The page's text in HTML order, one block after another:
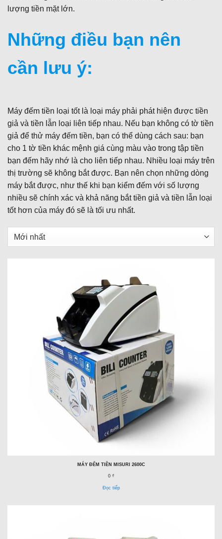
lượng tiền mặt lớn.
Những điều bạn nên
cần lưu ý:
Máy đếm tiền loại tốt là loại máy phải phát hiện được tiền
giả và tiền lẫn loại liên tiếp nhau. Nếu bạn không có tờ tiền
giả để thử máy đếm tiền, bạn có thể dùng cách sau: bạn
cho 1 tờ tiền khác mệnh giá cùng màu vào trong tập tiền
bạn đếm hãy nhớ là cho liên tiếp nhau. Nhiều loại máy trên
thị trường sẽ không bắt được. Bạn nên chọn những dòng
máy bắt được, như thế khi bạn kiểm đếm với số lượng
nhiều sẽ chính xác và khả năng bắt tiền giả và tiền lẫn loại
tốt hơn của máy đó sẽ là tối ưu nhất.
MÁY ĐẾM TIỀN MISURI 2600C
0 ₫
Đọc tiếp